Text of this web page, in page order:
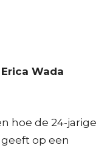
Wada
hoe de 24-jarige
op een